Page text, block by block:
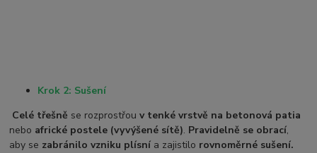
Krok 2: Sušení
Celé třešně se rozprostřouv tenké vrstvě na betonová patia
nebo africké postele (vyvýšené sítě). Pravidelně se obrací,
aby se zabránilo vzniku plísní a zajistilo rovnoměrné sušení.